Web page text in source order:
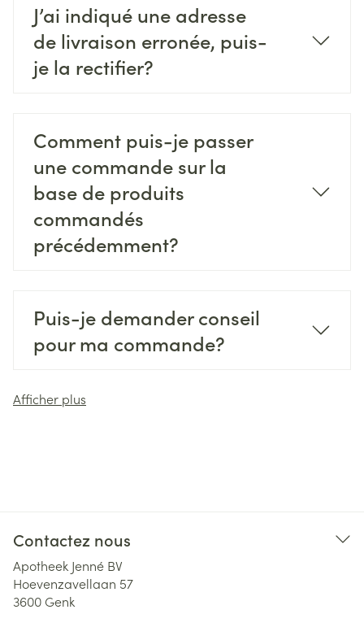
J’ai indiqué une adresse
de livraison erronée, puis-
je la rectifier?
Comment puis-je passer
une commande sur la
base de produits
commandés
précédemment?
Puis-je demander conseil
pour ma commande?
Afficher plus
Contactez nous
Apotheek Jenné BV
Hoevenzavellaan 57
3600 Genk